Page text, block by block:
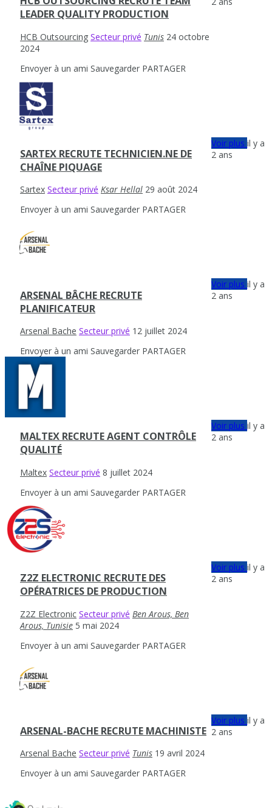
LEADER QUALITY PRODUCTION
HCB Outsourcing Secteur privé Tunis 24 octobre
2024
Envoyer à un ami Sauvegarder PARTAGER
SARTEX RECRUTE TECHNICIEN.NE DE
CHAÎNE PIQUAGE
Sartex Secteur privé Ksar Hellal 29 août 2024
Envoyer à un ami Sauvegarder PARTAGER
Voir plusil y a
2 ans
ARSENAL BÂCHE RECRUTE
PLANIFICATEUR
Arsenal Bache Secteur privé 12 juillet 2024
Envoyer à un ami Sauvegarder PARTAGER
Voir plusil y a
2 ans
MALTEX RECRUTE AGENT CONTRÔLE
QUALITÉ
Maltex Secteur privé 8 juillet 2024
Envoyer à un ami Sauvegarder PARTAGER
Voir plusil y a
2 ans
Z2Z ELECTRONIC RECRUTE DES
OPÉRATRICES DE PRODUCTION
Z2Z Electronic Secteur privé Ben Arous, Ben
Arous, Tunisie 5 mai 2024
Envoyer à un ami Sauvegarder PARTAGER
Voir plusil y a
2 ans
ARSENAL-BACHE RECRUTE MACHINISTE
Arsenal Bache Secteur privé Tunis 19 avril 2024
Envoyer à un ami Sauvegarder PARTAGER
Voir plusil y a
2 ans